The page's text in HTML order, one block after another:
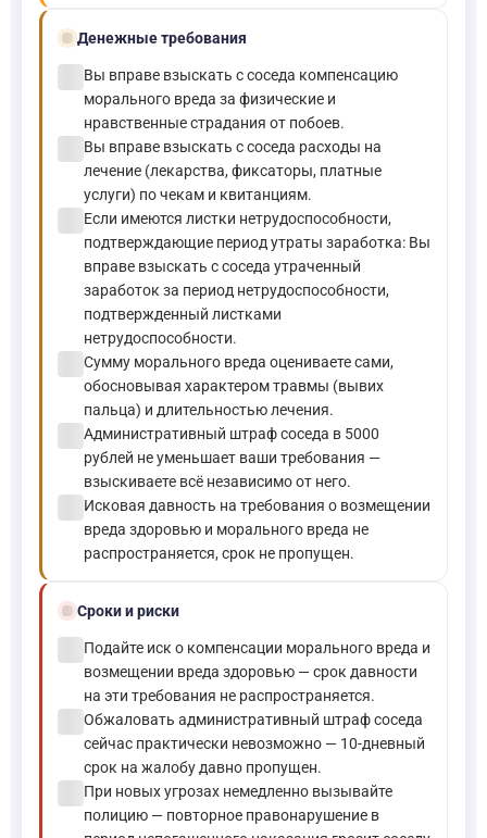
paymentsДенежные требования
Вы вправе взыскать с соседа компенсацию
морального вреда за физические и
нравственные страдания от побоев.
Вы вправе взыскать с соседа расходы на
лечение (лекарства, фиксаторы, платные
услуги) по чекам и квитанциям.
Если имеются листки нетрудоспособности,
подтверждающие период утраты заработка: Вы
вправе взыскать с соседа утраченный
заработок за период нетрудоспособности,
подтвержденный листками
нетрудоспособности.
Сумму морального вреда оцениваете сами,
обосновывая характером травмы (вывих
пальца) и длительностью лечения.
Административный штраф соседа в 5000
рублей не уменьшает ваши требования —
взыскиваете всё независимо от него.
Исковая давность на требования о возмещении
вреда здоровью и морального вреда не
распространяется, срок не пропущен.
schedule Сроки и риски
Подайте иск о компенсации морального вреда и
возмещении вреда здоровью — срок давности
на эти требования не распространяется.
Обжаловать административный штраф соседа
сейчас практически невозможно — 10-дневный
срок на жалобу давно пропущен.
При новых угрозах немедленно вызывайте
полицию — повторное правонарушение в